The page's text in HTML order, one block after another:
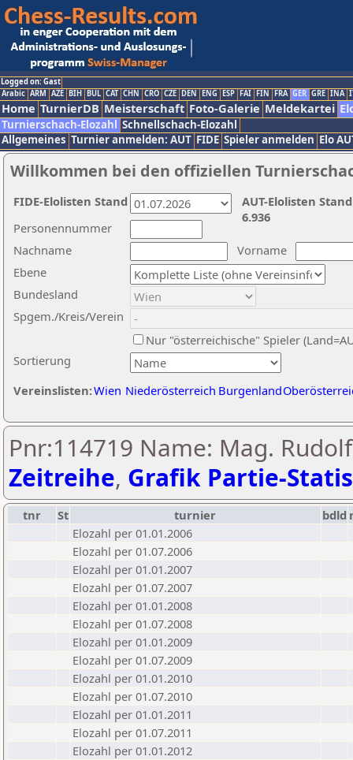
Logged on: Gast
Arabic ARM AZE BIH BUL CAT CHN CRO CZE DEN ENG ESP FAI FIN FRA GER GRE INA
Home TurnierDB Meisterschaft Foto-Galerie Meldekartei
Turnierschach-Elozahl Schnellschach-Elozahl
Allgemeines Turnier anmelden: AUT FIDE Spieler anmelden Elo
Willkommen bei den offiziellen
Nachname
Vorname
Ebene
Sortierung
Personennummer
Bundesland
Spgem./Kreis/Verein
Nur "österreichische" Spieler
Vereinslisten:Wien Niederösterreich Burgenland
AUT-Elolisten
6.936
FIDE-Elolisten Stand
Pnr:114719 Name: Mag.
Zeitreihe, Grafik Partie-
tnr St turnier bdld
Elozahl per 01.01.2006
Elozahl per 01.07.2006
Elozahl per 01.01.2007
Elozahl per 01.07.2007
Elozahl per 01.01.2008
Elozahl per 01.07.2008
Elozahl per 01.01.2009
Elozahl per 01.07.2009
Elozahl per 01.01.2010
Elozahl per 01.07.2010
Elozahl per 01.01.2011
Elozahl per 01.07.2011
Elozahl per 01.01.2012